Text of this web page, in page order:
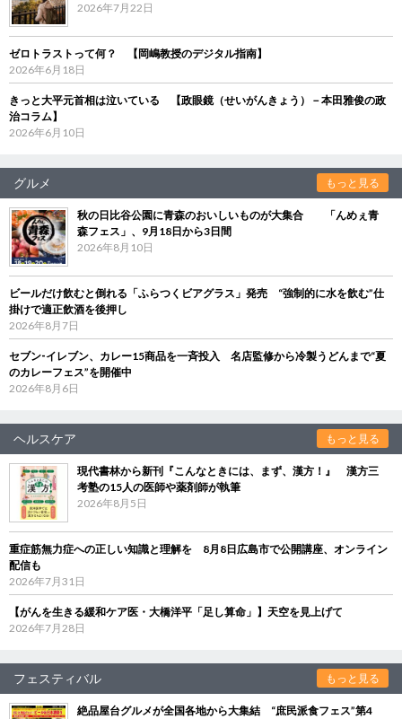
2026年7月22日
ゼロトラストって何？ 【岡嶋教授のデジタル指南】
2026年6月18日
きっと大平元首相は泣いている 【政眼鏡（せいがんきょう）－本田雅俊の政
治コラム】
2026年6月10日
グルメ もっと見る
秋の日比谷公園に青森のおいしいものが大集合 「んめぇ青
森フェス」、9月18日から3日間
2026年8月10日
ビールだけ飲むと倒れる「ふらつくビアグラス」発売 “強制的に水を飲む”仕
掛けで適正飲酒を後押し
2026年8月7日
セブン‐イレブン、カレー15商品を一斉投入 名店監修から冷製うどんまで“夏
のカレーフェス”を開催中
2026年8月6日
ヘルスケア もっと見る
現代書林から新刊『こんなときには、まず、漢方！』 漢方三
考塾の15人の医師や薬剤師が執筆
2026年8月5日
重症筋無力症への正しい知識と理解を 8月8日広島市で公開講座、オンライン
配信も
2026年7月31日
【がんを生きる緩和ケア医・大橋洋平「足し算命」】天空を見上げて
2026年7月28日
フェスティバル もっと見る
絶品屋台グルメが全国各地から大集結 “庶民派食フェス”第4